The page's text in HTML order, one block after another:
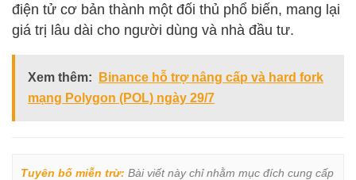
điện tử cơ bản thành một đối thủ phổ biến, mang lại
giá trị lâu dài cho người dùng và nhà đầu tư.
Xem thêm:
Binance hỗ trợ nâng cấp và hard fork
mạng Polygon (POL) ngày 29/7
Tuyên bố miễn trừ: Bài viết này chỉ nhằm mục đích cung cấp